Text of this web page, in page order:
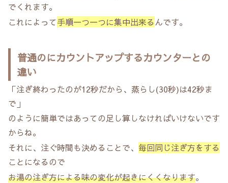
でくれます。
これによって手順一つ一つに集中出来る んです。
普通のにカウントアップするカウンターとの
違い
「注ぎ終わったのが12秒だから、蒸らし(30秒)は42秒ま
で」
のように簡単ではあっての足し算しなければいけないです
からね。
それに、注ぐ時間も決めることで、 毎回同じ注ぎ方をする
ことになるので
お湯の注ぎ方による味の変化が起きにくくなります。